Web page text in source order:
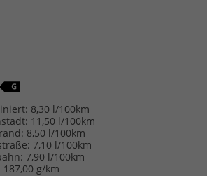
8,30 l/100km
11,50 l/100km
8,50 l/100km
7,10 l/100km
7,90 l/100km
187,00 g/km